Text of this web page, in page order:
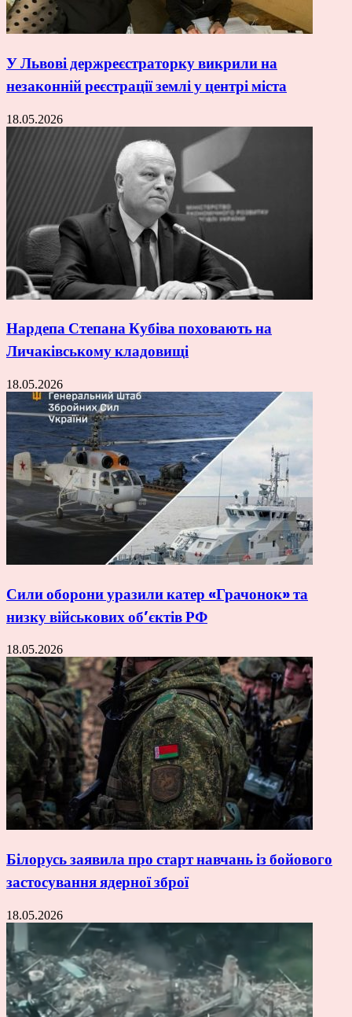
У Львові держреєстраторку викрили на
незаконній реєстрації землі у центрі міста
18.05.2026
Нардепа Степана Кубіва поховають на
Личаківському кладовищі
18.05.2026
Сили оборони уразили катер «Грачонок» та
низку військових об’єктів РФ
18.05.2026
Білорусь заявила про старт навчань із бойового
застосування ядерної зброї
18.05.2026